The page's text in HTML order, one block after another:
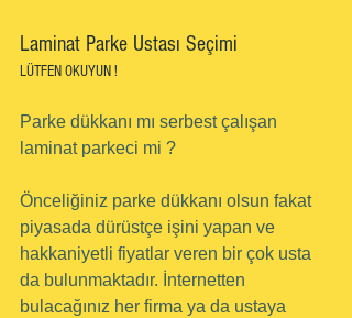
Laminat Parke Ustası Seçimi
LÜTFEN OKUYUN !
Parke dükkanı mı serbest çalışan
laminat parkeci mi ?
Önceliğiniz parke dükkanı olsun fakat
piyasada dürüstçe işini yapan ve
hakkaniyetli fiyatlar veren bir çok usta
da bulunmaktadır. İnternetten
bulacağınız her firma ya da ustaya